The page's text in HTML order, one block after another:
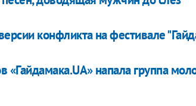
конфликта на фестивале
«Гайдамака.UA» напала группа